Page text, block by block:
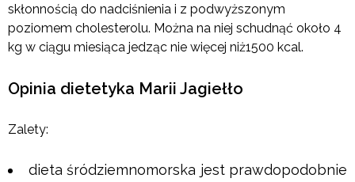
skłonnością do nadciśnienia i z podwyższonym
poziomem cholesterolu. Można na niej schudnąć około 4
kg w ciągu miesiąca jedząc nie więcej niż1500 kcal.
Opinia dietetyka Marii Jagiełło
Zalety:
dieta śródziemnomorska jest prawdopodobnie